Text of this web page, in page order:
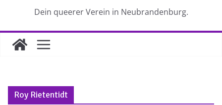
Dein queerer Verein in Neubrandenburg.
Roy Rietentidt